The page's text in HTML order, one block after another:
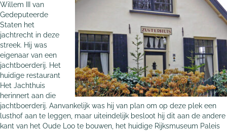
Willem III van
Gedeputeerde
Staten het
jachtrecht in deze
streek. Hij was
eigenaar van een
jachtboerderij. Het
huidige restaurant
Het Jachthuis
herinnert aan die
jachtboerderij. Aanvankelijk was hij van plan om op deze plek een
lusthof aan te leggen, maar uiteindelijk besloot hij dit aan de andere
kant van het Oude Loo te bouwen, het huidige Rijksmuseum Paleis